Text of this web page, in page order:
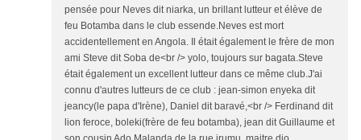
pensée pour Neves dit niarka, un brillant lutteur et élève de
feu Botamba dans le club essende.Neves est mort
accidentellement en Angola. Il était également le frère de mon
ami Steve dit Soba de<br /> yolo, toujours sur bagata.Steve
était également un excellent lutteur dans ce même club.J'ai
connu d'autres lutteurs de ce club : jean-simon enyeka dit
jeancy(le papa d'Irène), Daniel dit baravé,<br /> Ferdinand dit
lion feroce, boleki(frère de feu botamba), jean dit Guillaume et